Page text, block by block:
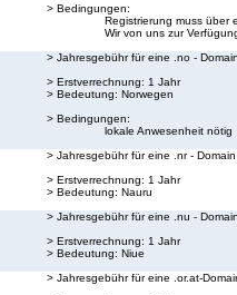
> Bedingungen:
Registrierung muss über
Wir von uns zur
> Jahresgebühr für eine .no -
> Erstverrechnung: 1 Jahr
> Bedeutung: Norwegen
> Bedingungen:
lokale Anwesenheit nötig
> Jahresgebühr für eine .nr - Domain
> Erstverrechnung: 1 Jahr
> Bedeutung: Nauru
> Jahresgebühr für eine .nu -
> Erstverrechnung: 1 Jahr
> Bedeutung: Niue
> Jahresgebühr für eine .or.at-